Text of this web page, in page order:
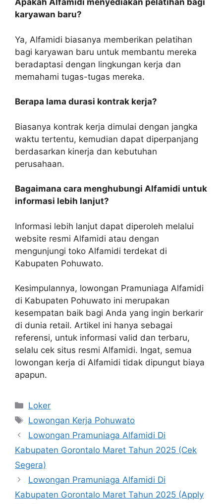
Apakah Alfamidi menyediakan pelatihan bagi
karyawan baru?
Ya, Alfamidi biasanya memberikan pelatihan
bagi karyawan baru untuk membantu mereka
beradaptasi dengan lingkungan kerja dan
memahami tugas-tugas mereka.
Berapa lama durasi kontrak kerja?
Biasanya kontrak kerja dimulai dengan jangka
waktu tertentu, kemudian dapat diperpanjang
berdasarkan kinerja dan kebutuhan
perusahaan.
Bagaimana cara menghubungi Alfamidi untuk
informasi lebih lanjut?
Informasi lebih lanjut dapat diperoleh melalui
website resmi Alfamidi atau dengan
mengunjungi toko Alfamidi terdekat di
Kabupaten Pohuwato.
Kesimpulannya, lowongan Pramuniaga Alfamidi
di Kabupaten Pohuwato ini merupakan
kesempatan baik bagi Anda yang ingin berkarir
di dunia retail. Artikel ini hanya sebagai
referensi, untuk informasi valid dan terbaru,
selalu cek situs resmi Alfamidi. Ingat, semua
lowongan kerja di Alfamidi tidak dipungut biaya
apapun.
Kategori
Loker
Tag
Lowongan Kerja Pohuwato
Lowongan Pramuniaga Alfamidi Di
Kabupaten Gorontalo Maret Tahun 2025 (Cek
Segera)
Lowongan Pramuniaga Alfamidi Di
Kabupaten Gorontalo Maret Tahun 2025 (Apply